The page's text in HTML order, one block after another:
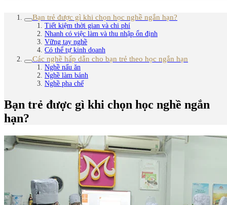
Bạn trẻ được gì khi chọn học nghề ngắn hạn?
Tiết kiệm thời gian và chi phí
Nhanh có việc làm và thu nhập ổn định
Vững tay nghề
Có thể tự kinh doanh
Các nghề hấp dẫn cho bạn trẻ theo học ngắn hạn
Nghề nấu ăn
Nghề làm bánh
Nghề pha chế
Bạn trẻ được gì khi chọn học nghề ngắn
hạn?